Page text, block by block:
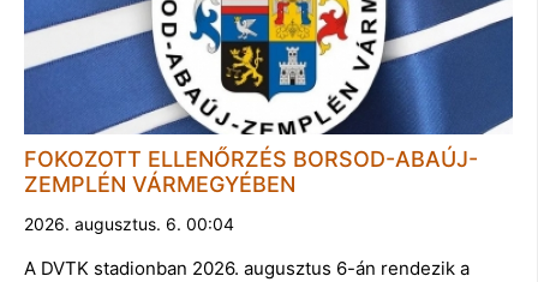
FOKOZOTT ELLENŐRZÉS BORSOD-ABAÚJ-
ZEMPLÉN VÁRMEGYÉBEN
2026. augusztus. 6. 00:04
A DVTK stadionban 2026. augusztus 6-án rendezik a